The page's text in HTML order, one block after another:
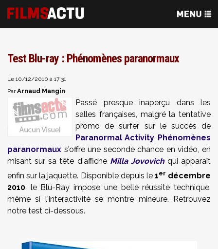
Test Blu-ray : Phénomènes paranormaux
Le 10/12/2010 à 17:31
ParArnaud Mangin
Passé presque inaperçu dans les
salles françaises, malgré la tentative
promo de surfer sur le succès de
Paranormal Activity, Phénomènes
paranormaux s'offre une seconde chance en vidéo, en
misant sur sa tête d'affiche Milla Jovovichqui apparaît
enfin sur la jaquette. Disponible depuis le 1er décembre
2010, le Blu-Ray impose une belle réussite technique,
même si l'interactivité se montre mineure. Retrouvez
notre test ci-dessous.